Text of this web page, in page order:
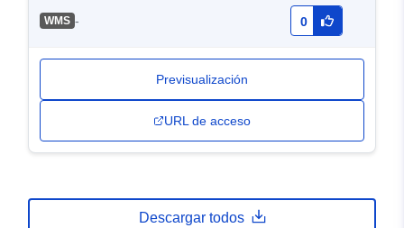
WMS - 0
Previsualización
URL de acceso
Descargar todos